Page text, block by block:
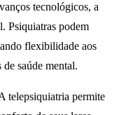
tecnológicos, a
Psiquiatras podem
flexibilidade aos
saúde mental.
telepsiquiatria permite